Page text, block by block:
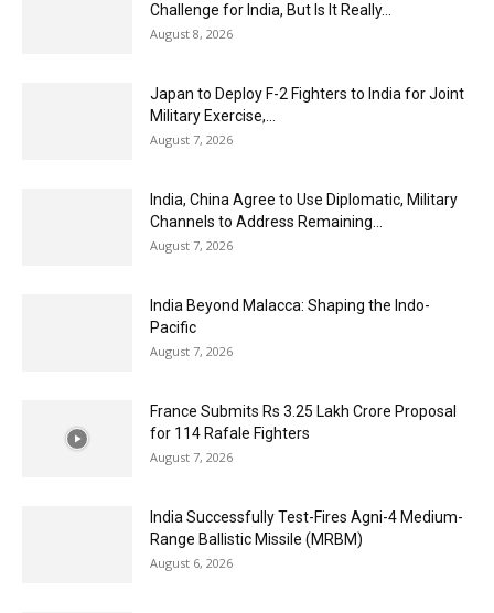
Challenge for India, But Is It Really...
August 8, 2026
Japan to Deploy F-2 Fighters to India for Joint
Military Exercise,...
August 7, 2026
India, China Agree to Use Diplomatic, Military
Channels to Address Remaining...
August 7, 2026
India Beyond Malacca: Shaping the Indo-
Pacific
August 7, 2026
France Submits Rs 3.25 Lakh Crore Proposal
for 114 Rafale Fighters
August 7, 2026
India Successfully Test-Fires Agni-4 Medium-
Range Ballistic Missile (MRBM)
August 6, 2026